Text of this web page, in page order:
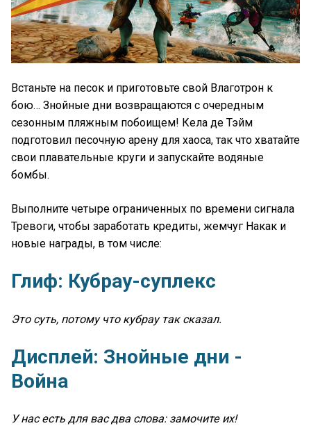
Встаньте на песок и приготовьте свой Влаготрон к
бою… Знойные дни возвращаются с очередным
сезонным пляжным побоищем! Кела де Тэйм
подготовил песочную арену для хаоса, так что хватайте
свои плавательные круги и запускайте водяные
бомбы.
Выполните четыре ограниченных по времени сигнала
Тревоги, чтобы заработать кредиты, жемчуг Накак и
новые награды, в том числе:
Глиф: Кубрау-суплекс
Это суть, потому что кубрау так сказал.
Дисплей: Знойные дни -
Война
У нас есть для вас два слова: замочите их!